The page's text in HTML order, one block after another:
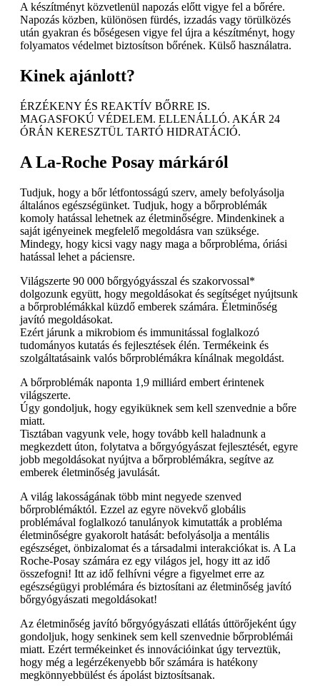
A készítményt közvetlenül napozás előtt vigye fel a bőrére.
Napozás közben, különösen fürdés, izzadás vagy törülközés
után gyakran és bőségesen vigye fel újra a készítményt, hogy
folyamatos védelmet biztosítson bőrének. Külső használatra.
Kinek ajánlott?
ÉRZÉKENY ÉS REAKTÍV BŐRRE IS.
MAGASFOKÚ VÉDELEM. ELLENÁLLÓ. AKÁR 24
ÓRÁN KERESZTÜL TARTÓ HIDRATÁCIÓ.
A La-Roche Posay márkáról
Tudjuk, hogy a bőr létfontosságú szerv, amely befolyásolja
általános egészségünket. Tudjuk, hogy a bőrproblémák
komoly hatással lehetnek az életminőségre. Mindenkinek a
saját igényeinek megfelelő megoldásra van szüksége.
Mindegy, hogy kicsi vagy nagy maga a bőrprobléma, óriási
hatással lehet a páciensre.
Világszerte 90 000 bőrgyógyásszal és szakorvossal*
dolgozunk együtt, hogy megoldásokat és segítséget nyújtsunk
a bőrproblémákkal küzdő emberek számára. Életminőség
javító megoldásokat.
Ezért járunk a mikrobiom és immunitással foglalkozó
tudományos kutatás és fejlesztések élén. Termékeink és
szolgáltatásaink valós bőrproblémákra kínálnak megoldást.
A bőrproblémák naponta 1,9 milliárd embert érintenek
világszerte.
Úgy gondoljuk, hogy egyiküknek sem kell szenvednie a bőre
miatt.
Tisztában vagyunk vele, hogy tovább kell haladnunk a
megkezdett úton, folytatva a bőrgyógyászat fejlesztését, egyre
jobb megoldásokat nyújtva a bőrproblémákra, segítve az
emberek életminőség javulását.
A világ lakosságának több mint negyede szenved
bőrproblémáktól. Ezzel az egyre növekvő globális
problémával foglalkozó tanulányok kimutatták a probléma
életminőségre gyakorolt hatását: befolyásolja a mentális
egészséget, önbizalomat és a társadalmi interakciókat is. A La
Roche-Posay számára ez egy világos jel, hogy itt az idő
összefogni! Itt az idő felhívni végre a figyelmet erre az
egészségügyi problémára és biztosítani az életminőség javító
bőrgyógyászati megoldásokat!
Az életminőség javító bőrgyógyászati ellátás úttörőjeként úgy
gondoljuk, hogy senkinek sem kell szenvednie bőrproblémái
miatt. Ezért termékeinket és innovációinkat úgy terveztük,
hogy még a legérzékenyebb bőr számára is hatékony
megkönnyebbülést és ápolást biztosítsanak.